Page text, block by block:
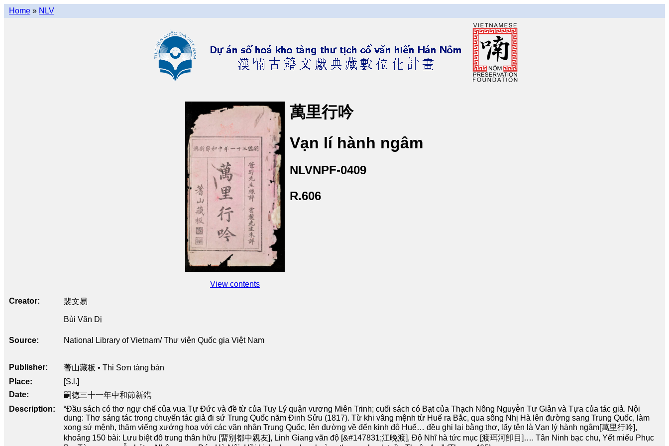
Home » NLV
View contents
萬里行吟
Vạn lí hành ngâm
NLVNPF-0409
R.606
Creator 裴文易
Bùi Văn Dị
Source National Library of Vietnam/ Thư viện Quốc gia Việt Nam
Publisher
蓍山藏板 • Thi Sơn tàng bản
Place
[S.l.]
Date
嗣德三十一年中和節新鐫
Description
“Đầu sách có thơ ngự chế của vua Tự Đức và đề từ của Tuy Lý quận vương Miên Trinh; cuối sách có Bạt của Thạch Nông Nguyễn Tư Giản và Tựa của tác giả. Nội
dung: Thơ sáng tác trong chuyến tác giả đi sứ Trung Quốc năm Đinh Sửu (1817). Từ khi vâng mệnh từ Huế ra Bắc, qua sông Nhị Hà lên đường sang Trung Quốc, làm
xong sứ mệnh, thăm viếng xướng hoạ với các văn nhân Trung Quốc, lên đường về đến kinh đô Huế… đều ghi lại bằng thơ, lấy tên là Vạn lý hành ngâm[萬里行吟],
khoảng 150 bài: Lưu biệt đô trung thân hữu [畱别都中親友], Linh Giang vãn độ [&#147831;江晚渡], Độ Nhĩ hà tức mục [渡珥河卽目]…. Tân Ninh bạc chu, Yết miếu Phục